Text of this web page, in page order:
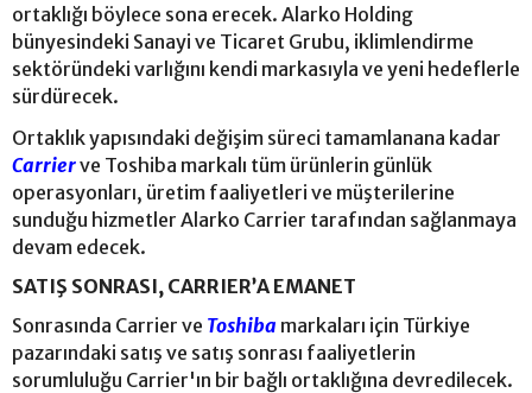
ortaklığı böylece sona erecek. Alarko Holding
bünyesindeki Sanayi ve Ticaret Grubu, iklimlendirme
sektöründeki varlığını kendi markasıyla ve yeni hedeflerle
sürdürecek.
Ortaklık yapısındaki değişim süreci tamamlanana kadar
Carrierve Toshiba markalı tüm ürünlerin günlük
operasyonları, üretim faaliyetleri ve müşterilerine
sunduğu hizmetler Alarko Carrier tarafından sağlanmaya
devam edecek.
SATIŞ SONRASI, CARRIER’A EMANET
Sonrasında Carrier ve Toshiba markaları için Türkiye
pazarındaki satış ve satış sonrası faaliyetlerin
sorumluluğu Carrier'ın bir bağlı ortaklığına devredilecek.